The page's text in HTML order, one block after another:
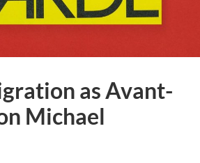
as Avant-
Michael